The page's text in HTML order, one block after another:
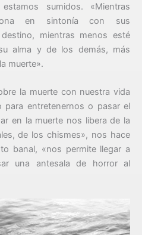
sumidos. «Mientras
en sintonía con sus
mientras menos esté
alma y de los demás, más
muerte».
la muerte con nuestra vida
para entretenernos o pasar el
en la muerte nos libera de la
de los chismes», nos hace
banal, «nos permite llegar a
una antesala de horror al